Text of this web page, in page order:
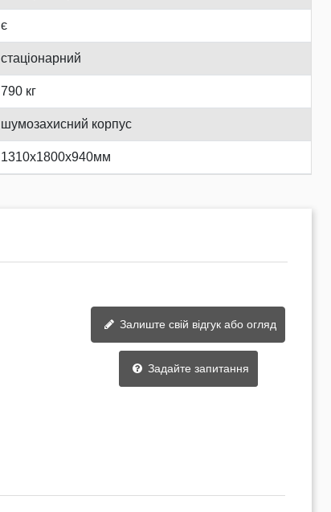
є
стаціонарний
790 кг
шумозахисний корпус
1310х1800х940мм
Залиште свій відгук або огляд
Задайте запитання